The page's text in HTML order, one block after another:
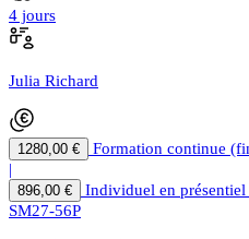
4 jours
Julia Richard
1280,00 €
Formation continue
|
896,00 €
Individuel en
SM27-56P